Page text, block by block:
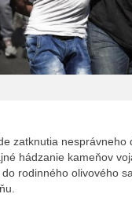
zatknutia nesprávneho
hádzanie kameňov
rodinného olivového